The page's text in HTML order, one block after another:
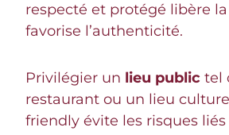
respecté et protégé libère
favorise l’authenticité.
Privilégier un lieu public tel
restaurant ou un lieu
friendly évite les risques